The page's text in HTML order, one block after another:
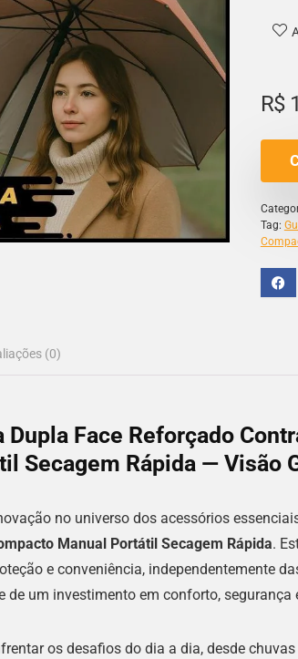
R$
Tag:
(0)
Dupla Face Reforçado
Secagem Rápida — Visão
no universo dos acessórios
Manual Portátil Secagem Rápida.
e conveniência, independentemente
de um investimento em conforto, segurança
os desafios do dia a dia, desde